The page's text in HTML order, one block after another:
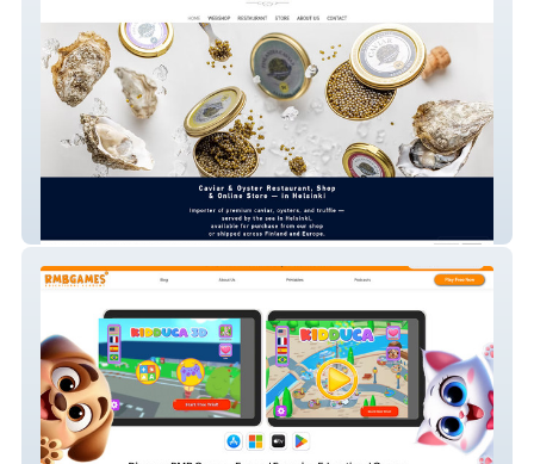
FinladiaCaviar ресторан магазин икры